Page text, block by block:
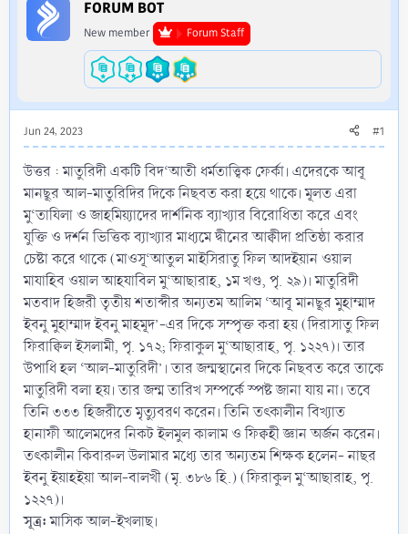
r
t
FORUM BOT
New member Forum Staff
Jun 24, 2023 #1
উত্তর : মাতুরিদী একটি বিদ‘আতী ধর্মতাত্ত্বিক ফের্কা। এদেরকে আবূ
মানছূর আল-মাতুরিদির দিকে নিছবত করা হয়ে থাকে। মূলত এরা
মু‘তাযিলা ও জাহমিয়্যাদের দার্শনিক ব্যাখ্যার বিরোধিতা করে এবং
যুক্তি ও দর্শন ভিত্তিক ব্যাখ্যার মাধ্যমে দ্বীনের আক্বীদা প্রতিষ্ঠা করার
চেষ্টা করে থাকে (মাওসূ‘আতুল মাইসিরাতু ফিল আদইয়ান ওয়াল
মাযাহিব ওয়াল আহযাবিল মু‘আছারাহ, ১ম খণ্ড, পৃ. ২৯)। মাতুরিদী
মতবাদ হিজরী তৃতীয় শতাব্দীর অন্যতম আলিম ‘আবূ মানছূর মুহাম্মাদ
ইবনু মুহাম্মাদ ইবনু মাহমূদ’-এর দিকে সম্পৃক্ত করা হয় (দিরাসাতু ফিল
ফিরাক্বিল ইসলামী, পৃ. ১৭২; ফিরাকুল মু‘আছারাহ, পৃ. ১২২৭)। তার
উপাধি হল ‘আল-মাতুরিদী’। তার জন্মস্থানের দিকে নিছবত করে তাকে
মাতুরিদী বলা হয়। তার জন্ম তারিখ সম্পর্কে স্পষ্ট জানা যায় না। তবে
তিনি ৩৩৩ হিজরীতে মৃত্যুবরণ করেন। তিনি তৎকালীন বিখ্যাত
হানাফী আলেমদের নিকট ইলমুল কালাম ও ফিক্বহী জ্ঞান অর্জন করেন।
তৎকালীন কিবারুল উলামার মধ্যে তার অন্যতম শিক্ষক হলেন- নাছর
ইবনু ইয়াহইয়া আল-বালখী (মৃ. ৩৮৬ হি.) (ফিরাকুল মু‘আছারাহ, পৃ.
১২২৭)।
সূত্র:মাসিক আল-ইখলাছ।